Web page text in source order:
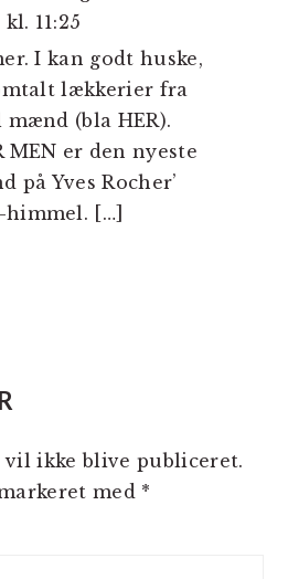
11:25
I kan godt huske,
lækkerier fra
(bla HER).
MEN er den nyeste
på Yves Rocher’
[…]
vil ikke blive publiceret.
med *